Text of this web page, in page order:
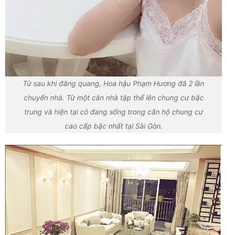
Từ sau khi đăng quang, Hoa hậu Phạm Hương đã 2 lần
chuyển nhà. Từ một căn nhà tập thể lên chung cư bậc
trung và hiện tại cô đang sống trong căn hộ chung cư
cao cấp bậc nhất tại Sài Gòn.